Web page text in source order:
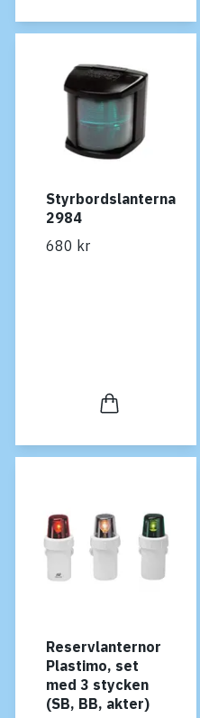
Styrbordslanterna
2984
680 kr
Reservlanternor
Plastimo, set
med 3 stycken
(SB, BB, akter)